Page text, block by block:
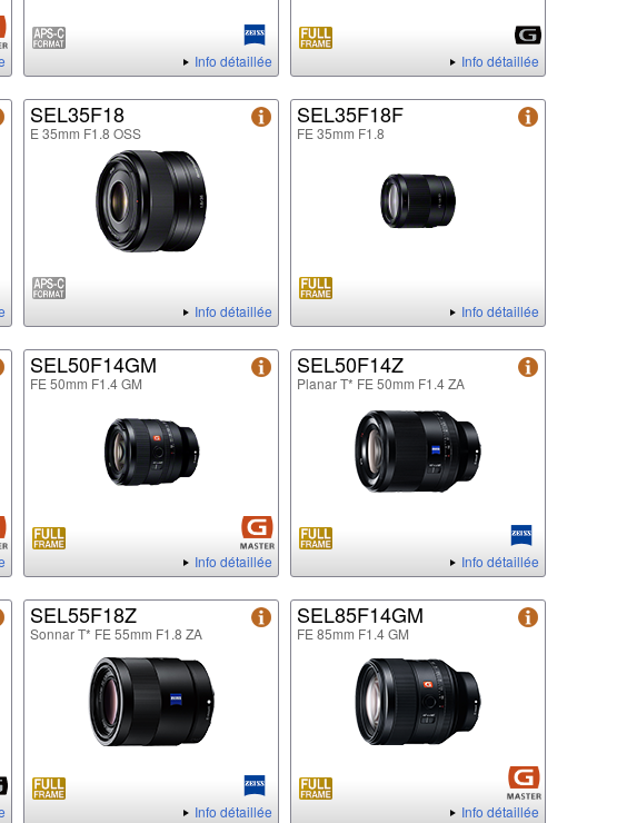
Info détaillée Info détaillée
SEL35F18
E 35mm F1.8 OSS
Info détaillée
SEL35F18F
FE 35mm F1.8
Info détaillée
SEL50F14GM
FE 50mm F1.4 GM
Info détaillée
SEL50F14Z
Planar T* FE 50mm F1.4 ZA
Info détaillée
SEL55F18Z
Sonnar T* FE 55mm F1.8 ZA
Info détaillée
SEL85F14GM
FE 85mm F1.4 GM
Info détaillée